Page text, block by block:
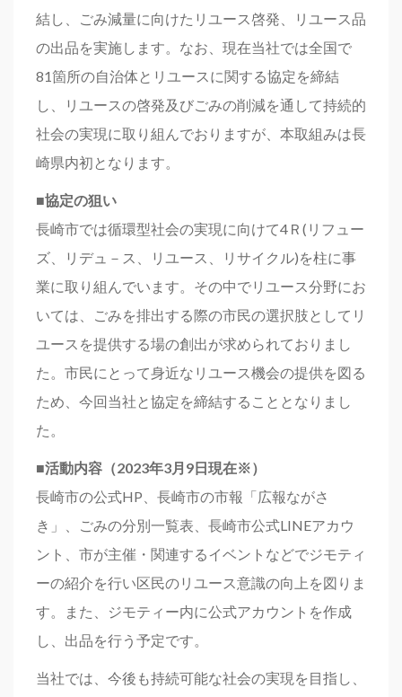
結し、ごみ減量に向けたリユース啓発、リユース品
の出品を実施します。なお、現在当社では全国で
81箇所の自治体とリユースに関する協定を締結
し、リユースの啓発及びごみの削減を通して持続的
社会の実現に取り組んでおりますが、本取組みは長
崎県内初となります。
■協定の狙い
長崎市では循環型社会の実現に向けて4Ｒ(リフュー
ズ、リデュ－ス、リユース、リサイクル)を柱に事
業に取り組んでいます。その中でリユース分野にお
いては、ごみを排出する際の市民の選択肢としてリ
ユースを提供する場の創出が求められておりまし
た。市民にとって身近なリユース機会の提供を図る
ため、今回当社と協定を締結することとなりまし
た。
■活動内容（2023年3月9日現在※）
長崎市の公式HP、長崎市の市報「広報ながさ
き」、ごみの分別一覧表、長崎市公式LINEアカウ
ント、市が主催・関連するイベントなどでジモティ
ーの紹介を行い区民のリユース意識の向上を図りま
す。また、ジモティー内に公式アカウントを作成
し、出品を行う予定です。
当社では、今後も持続可能な社会の実現を目指し、